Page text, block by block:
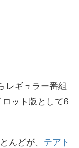
レギュラー番組
ット版として6
んどが、 テアト